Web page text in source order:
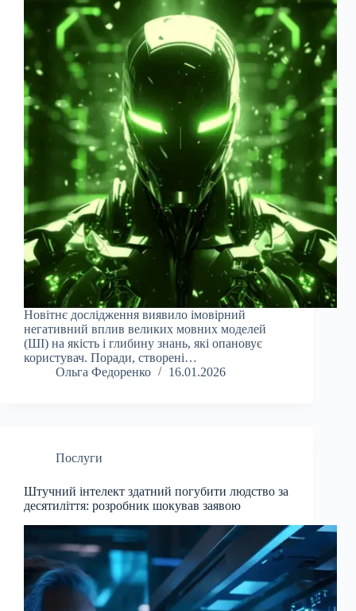
Новітнє дослідження виявило імовірний
негативний вплив великих мовних моделей
(ШІ) на якість і глибину знань, які опановує
користувач. Поради, створені…
Ольга Федоренко
16.01.2026
Послуги
Штучний інтелект здатний погубити людство за
десятиліття: розробник шокував заявою